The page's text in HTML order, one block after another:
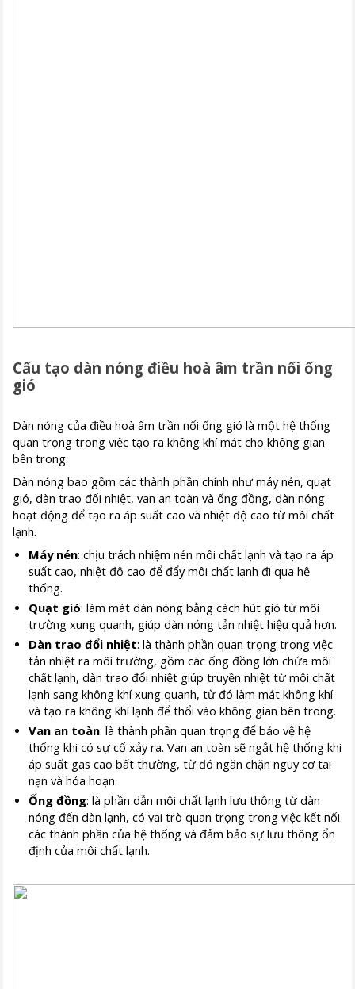
Cấu tạo dàn nóng điều hoà âm trần nối ống
gió
Dàn nóng của điều hoà âm trần nối ống gió là một hệ thống
quan trọng trong việc tạo ra không khí mát cho không gian
bên trong.
Dàn nóng bao gồm các thành phần chính như máy nén, quạt
gió, dàn trao đổi nhiệt, van an toàn và ống đồng, dàn nóng
hoạt động để tạo ra áp suất cao và nhiệt độ cao từ môi chất
lạnh.
Máy nén: chịu trách nhiệm nén môi chất lạnh và tạo ra áp
suất cao, nhiệt độ cao để đẩy môi chất lạnh đi qua hệ
thống.
Quạt gió: làm mát dàn nóng bằng cách hút gió từ môi
trường xung quanh, giúp dàn nóng tản nhiệt hiệu quả hơn.
Dàn trao đổi nhiệt: là thành phần quan trọng trong việc
tản nhiệt ra môi trường, gồm các ống đồng lớn chứa môi
chất lạnh, dàn trao đổi nhiệt giúp truyền nhiệt từ môi chất
lạnh sang không khí xung quanh, từ đó làm mát không khí
và tạo ra không khí lạnh để thổi vào không gian bên trong.
Van an toàn: là thành phần quan trọng để bảo vệ hệ
thống khi có sự cố xảy ra. Van an toàn sẽ ngắt hệ thống khi
áp suất gas cao bất thường, từ đó ngăn chặn nguy cơ tai
nạn và hỏa hoạn.
Ống đồng: là phần dẫn môi chất lạnh lưu thông từ dàn
nóng đến dàn lạnh, có vai trò quan trọng trong việc kết nối
các thành phần của hệ thống và đảm bảo sự lưu thông ổn
định của môi chất lạnh.